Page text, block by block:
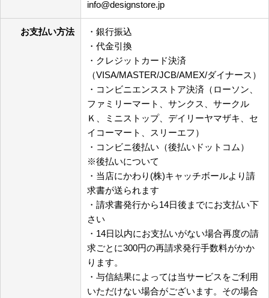
info@designstore.jp
お支払い方法
・銀行振込
・代金引換
・クレジットカード決済
（VISA/MASTER/JCB/AMEX/ダイナース）
・コンビニエンスストア決済（ローソン、
ファミリーマート、サンクス、サークル
Ｋ、ミニストップ、デイリーヤマザキ、セ
イコーマート、スリーエフ）
・コンビニ後払い（後払いドットコム）
※後払いについて
・当店にかわり(株)キャッチボールより請
求書が送られます
・請求書発行から14日後までにお支払い下
さい
・14日以内にお支払いがない場合再度の請
求ごとに300円の再請求発行手数料がかか
ります。
・与信結果によっては当サービスをご利用
いただけない場合がございます。その場合